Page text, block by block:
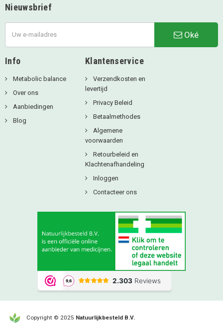
Nieuwsbrief
Oké
Info
Metabolic balance
Over ons
Aanbiedingen
Blog
Klantenservice
Verzendkosten en
levertijd
Privacy Beleid
Betaalmethodes
Algemene
voorwaarden
Retourbeleid en
Klachtenafhandeling
Inloggen
Contacteer ons
Copyright © 2025 Natuurlijkbesteld B.V.